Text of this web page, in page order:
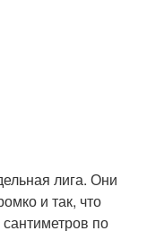
лига. Они
и так, что
по